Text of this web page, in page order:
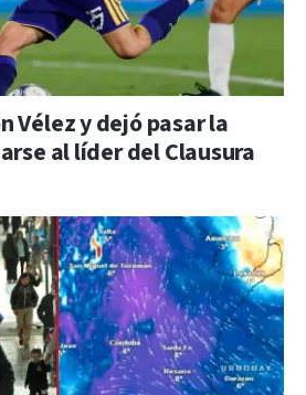
Vélez y dejó pasar la
al líder del Clausura